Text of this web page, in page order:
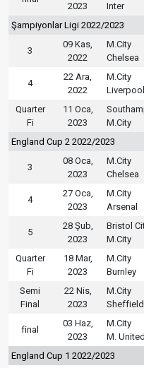
2023 Inter
Şampiyonlar Ligi 2022/2023
3
09 Kas,
2022
M.City
Chelsea
4
22 Ara,
2022
M.City
Liverpool
Quarter
Fi
11 Oca,
2023
M.City
England Cup 2 2022/2023
3
08 Oca,
2023
M.City
Chelsea
4
27 Oca,
2023
M.City
Arsenal
5
28 Şub,
2023
Bristol
M.City
Quarter
Fi
18 Mar,
2023
M.City
Burnley
Semi
Final
22 Nis,
2023
M.City
final
03 Haz,
2023
M.City
M. United
England Cup 1 2022/2023